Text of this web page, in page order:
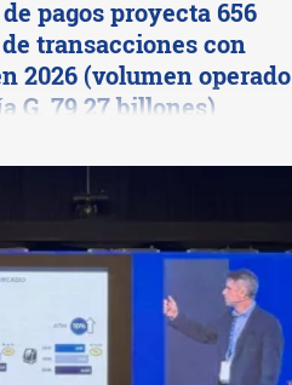
pagos proyecta 656
transacciones con
2026 (volumen operado
G. 79,27 billones)